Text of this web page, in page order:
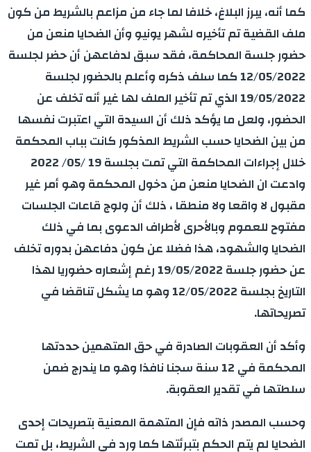
كما أنه، يبرز البلاغ، خلافا لما جاء من مزاعم بالشريط من كون
ملف القضية تم تأخيره لشهر يونيو وأن الضحايا منعن من
حضور جلسة المحاكمة، فقد سبق لدفاعهن أن حضر لجلسة
12/05/2022 كما سلف ذكره وأعلم بالحضور لجلسة
19/05/2022 الذي تم تأخير الملف لها غير أنه تخلف عن
الحضور، ولعل ما يؤكد ذلك أن السيدة التي اعتبرت نفسها
من بين الضحايا حسب الشريط المذكور كانت بباب المحكمة
خلال إجراءات المحاكمة التي تمت بجلسة 19 /05/ 2022
وادعت ان الضحايا منعن من دخول المحكمة وهو أمر غير
مقبول لا واقعا ولا منطقا ، ذلك أن ولوج قاعات الجلسات
مفتوح للعموم وبالأحرى لأطراف الدعوى بما في ذلك
الضحايا والشهود، هذا فضلا عن كون دفاعهن بدوره تخلف
عن حضور جلسة 19/05/2022 رغم إشعاره حضوريا لهذا
التاريخ بجلسة 12/05/2022 وهو ما يشكل تناقضا في
تصريحاتها.
وأكد أن العقوبات الصادرة في حق المتهمين حددتها
المحكمة في 12 سنة سجنا نافذا وهو ما يندرج ضمن
سلطتها في تقدير العقوبة.
وحسب المصدر ذاته فإن المتهمة المعنية بتصريحات إحدى
الضحايا لم يتم الحكم بتبرئتها كما ورد في الشريط، بل تمت